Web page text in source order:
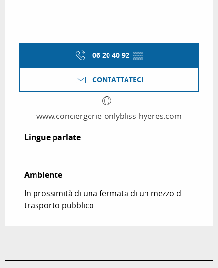
06 20 40 92 ▒▒
CONTATTATECI
www.conciergerie-onlybliss-hyeres.com
Lingue parlate
Lingue parlate
Ambiente
Ambiente
In prossimità di una fermata di un mezzo di
trasporto pubblico